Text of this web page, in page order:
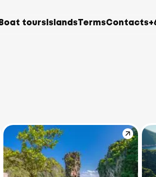
Boat tours Islands TermsContacts